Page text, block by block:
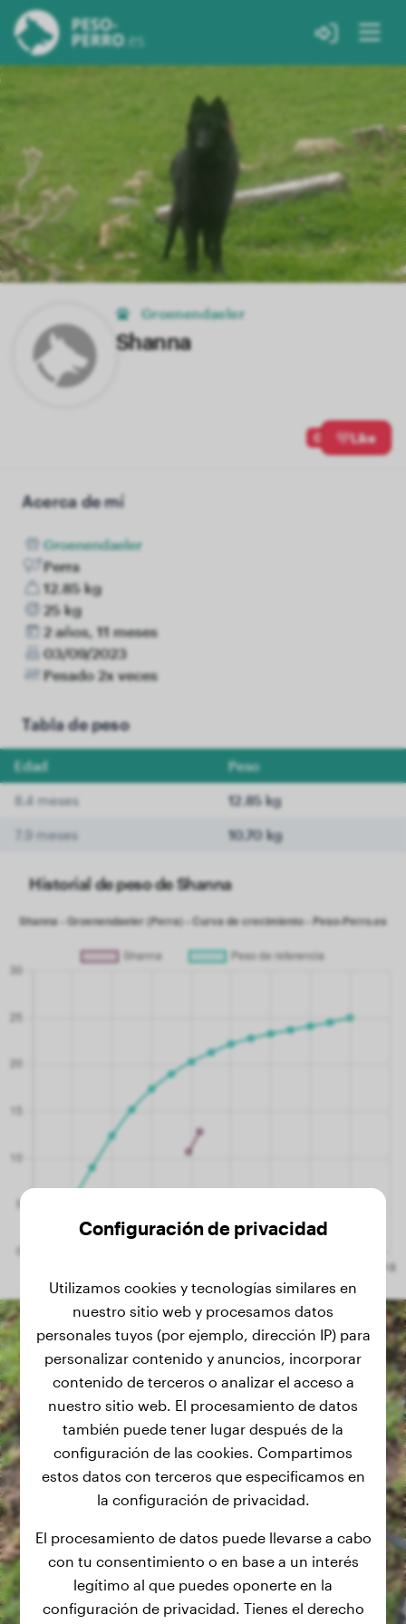
Groenendaeler
Shanna
0 Like
Acerca de mí
Groenendaeler
Perra
12.85 kg
25 kg
2 años, 11 meses
03/09/2023
Pesado 2x veces
Tabla de peso
Edad Peso
8.4 meses 12.85 kg
7.9 meses 10.70 kg
Historial de peso de Shanna
Configuración de privacidad
Utilizamos cookies y tecnologías similares en
nuestro sitio web y procesamos datos
personales tuyos (por ejemplo, dirección IP) para
personalizar contenido y anuncios, incorporar
contenido de terceros o analizar el acceso a
nuestro sitio web. El procesamiento de datos
también puede tener lugar después de la
configuración de las cookies. Compartimos
estos datos con terceros que especificamos en
la configuración de privacidad.
El procesamiento de datos puede llevarse a cabo
con tu consentimiento o en base a un interés
legítimo al que puedes oponerte en la
configuración de privacidad. Tienes el derecho